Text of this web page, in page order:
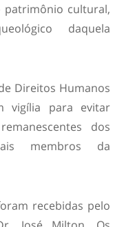
cultural,
daquela
Direitos Humanos
vigília para evitar
dos
membros da
recebidas pelo